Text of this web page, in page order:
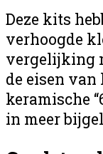
Deze kits
verhoogde
vergelijking
de eisen van
keramische
in meer